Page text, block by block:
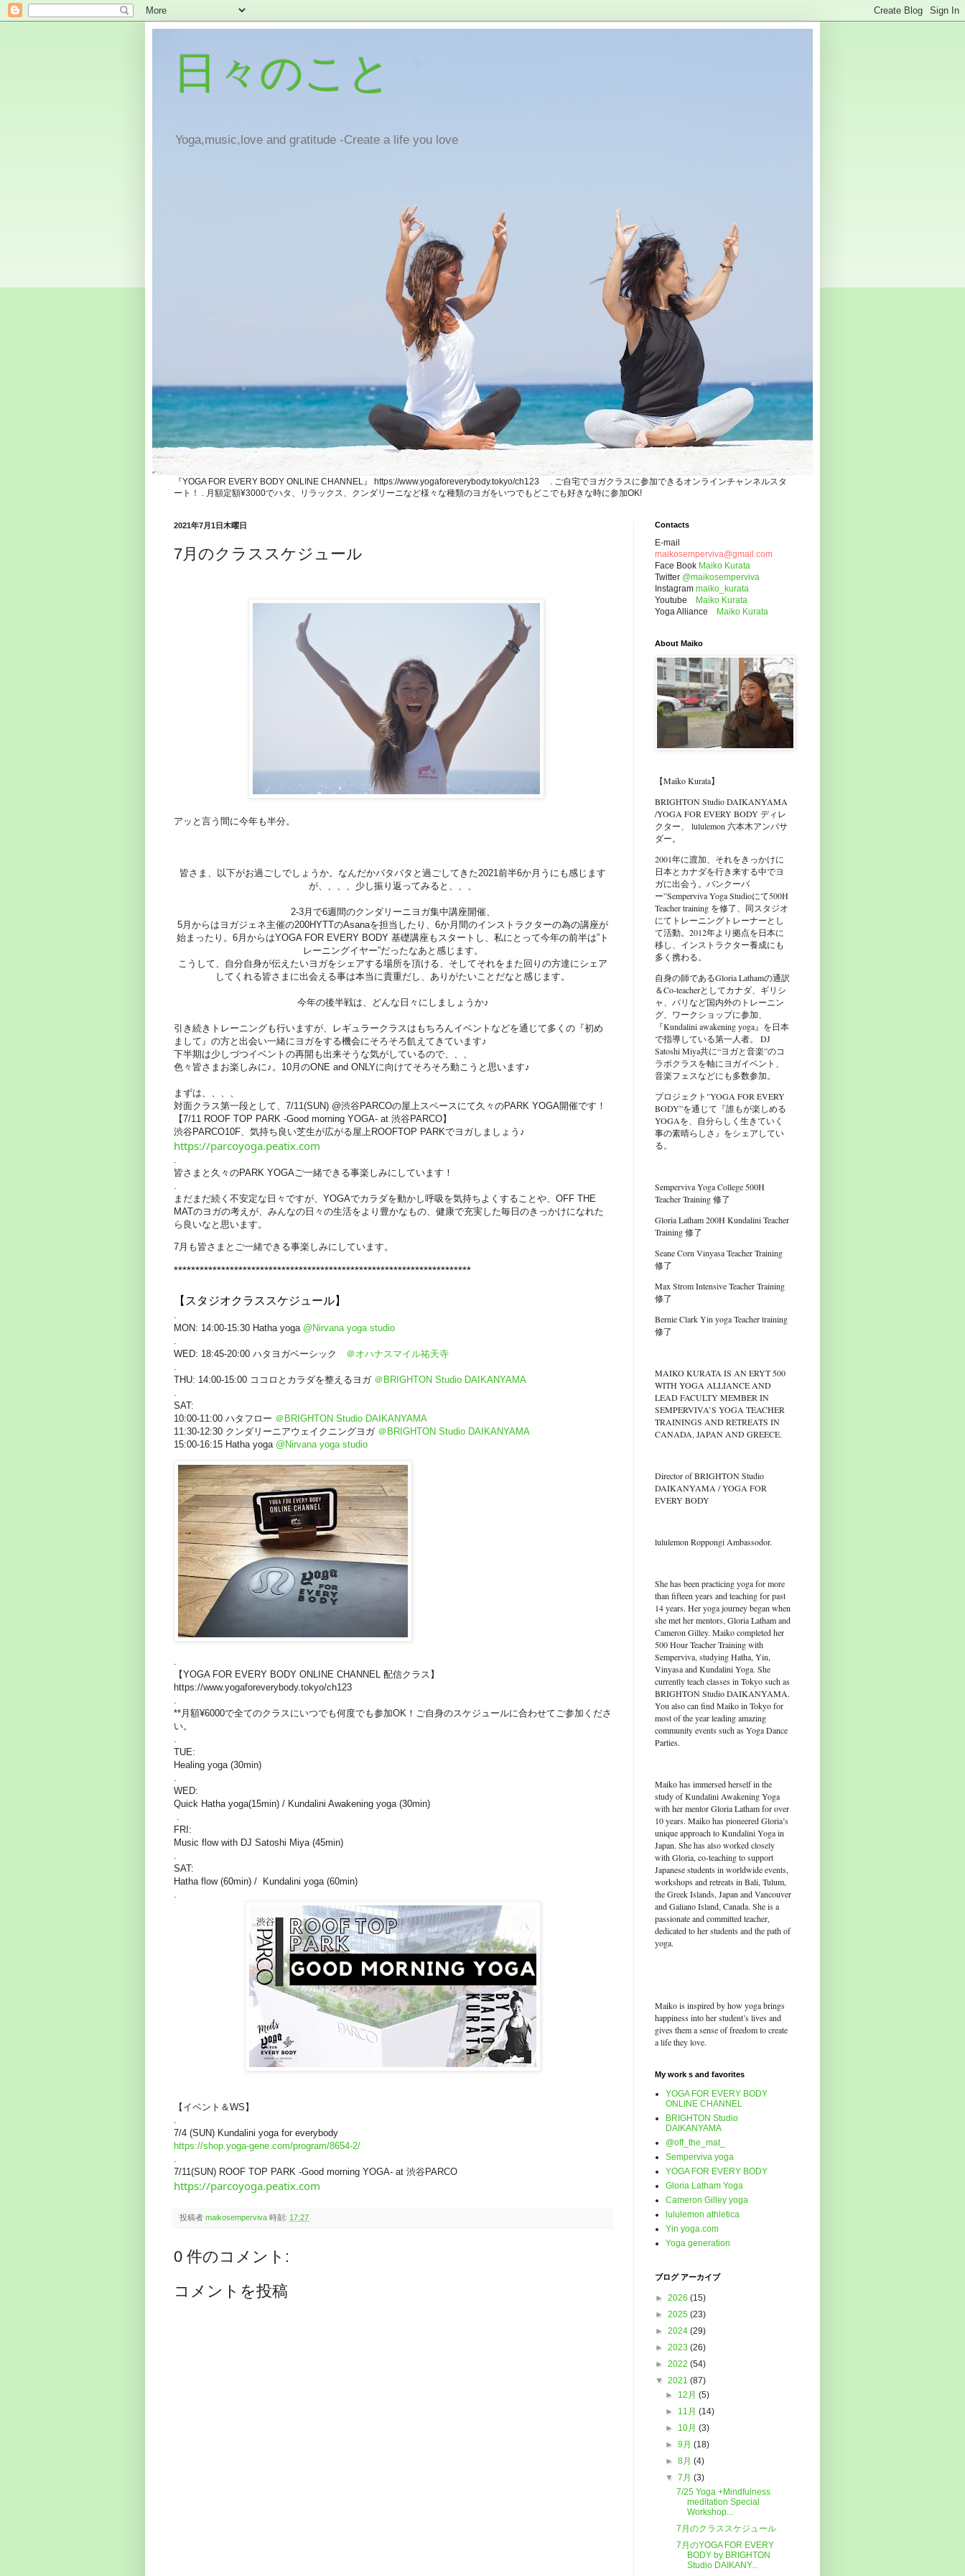
日々のこと
Yoga,music,love and gratitude -Create a life you love
『YOGA FOR EVERY BODY ONLINE CHANNEL』 https://www.yogaforeverybody.tokyo/ch123 . ご自宅でヨガクラスに参加できるオンラインチャンネルスタ
ート！ . 月額定額¥3000でハタ、リラックス、クンダリーニなど様々な種類のヨガをいつでもどこでも好きな時に参加OK!
2021年7月1日木曜日
7月のクラススケジュール
アッと言う間に今年も半分。
皆さま、以下がお過ごしでしょうか。なんだかバタバタと過ごしてきた2021前半6か月うにも感じます
が、、、、少し振り返ってみると、、、
2-3月で6週間のクンダリーニヨガ集中講座開催、
5月からはヨガジェネ主催の200HYTTのAsanaを担当したり、6か月間のインストラクターの為の講座が
始まったり。6月からはYOGA FOR EVERY BODY 基礎講座もスタートし、私にとって今年の前半は”ト
レーニングイヤー”だったなあと感じます。
こうして、自分自身が伝えたいヨガをシェアする場所を頂ける、そしてそれをまた回りの方達にシェア
してくれる皆さまに出会える事は本当に貴重だし、ありがたいことだなと感じます。
今年の後半戦は、どんな日々にしましょうか♪
引き続きトレーニングも行いますが、レギュラークラスはもちろんイベントなどを通じて多くの『初め
まして』の方と出会い一緒にヨガをする機会にそろそろ飢えてきています♪
下半期は少しづつイベントの再開も出来そうな気がしているので、、、
色々皆さまお楽しみに♪。10月のONE and ONLYに向けてそろそろ動こうと思います♪
まずは、、、、
対面クラス第一段として、7/11(SUN) @渋谷PARCOの屋上スペースにて久々のPARK YOGA開催です！
【7/11 ROOF TOP PARK -Good morning YOGA- at 渋谷PARCO】
渋谷PARCO10F、気持ち良い芝生が広がる屋上ROOFTOP PARKでヨガしましょう♪
https://parcoyoga.peatix.com
皆さまと久々のPARK YOGAご一緒できる事楽しみにしています！
まだまだ続く不安定な日々ですが、YOGAでカラダを動かし呼吸を気持ちよくすることや、OFF THE
MATのヨガの考えが、みんなの日々の生活をより豊かなもの、健康で充実した毎日のきっかけになれた
ら良いなと思います。
7月も皆さまとご一緒できる事楽しみにしています。
*********************************************************************
【スタジオクラススケジュール】
.
MON: 14:00-15:30 Hatha yoga @Nirvana yoga studio
.
WED: 18:45-20:00 ハタヨガベーシック ＠オハナスマイル祐天寺
.
THU: 14:00-15:00 ココロとカラダを整えるヨガ ＠BRIGHTON Studio DAIKANYAMA
.
SAT:
10:00-11:00 ハタフロー ＠BRIGHTON Studio DAIKANYAMA
11:30-12:30 クンダリーニアウェイクニングヨガ ＠BRIGHTON Studio DAIKANYAMA
15:00-16:15 Hatha yoga @Nirvana yoga studio
【YOGA FOR EVERY BODY ONLINE CHANNEL 配信クラス】
https://www.yogaforeverybody.tokyo/ch123
**月額¥6000で全てのクラスにいつでも何度でも参加OK！ご自身のスケジュールに合わせてご参加くださ
い。
TUE:
Healing yoga (30min)
WED:
Quick Hatha yoga(15min) / Kundalini Awakening yoga (30min)
FRI:
Music flow with DJ Satoshi Miya (45min)
SAT:
Hatha flow (60min) / Kundalini yoga (60min)
【イベント＆WS】
7/4 (SUN) Kundalini yoga for everybody
https://shop.yoga-gene.com/program/8654-2/
7/11(SUN) ROOF TOP PARK -Good morning YOGA- at 渋谷PARCO
https://parcoyoga.peatix.com
投稿者 maikosemperviva 時刻: 17:27
0 件のコメント:
コメントを投稿
Contacts
E-mail
maikosemperviva@gmail.com
Face Book Maiko Kurata
Twitter @maikosemperviva
Instagram maiko_kurata
Youtube
Maiko Kurata
Yoga Alliance
Maiko Kurata
About Maiko
【Maiko Kurata】
BRIGHTON Studio DAIKANYAMA
/YOGA FOR EVERY BODY ディレ
クター、 lululemon 六本木アンバサ
ダー。
2001年に渡加、それをきっかけに
日本とカナダを行き来する中でヨ
ガに出会う。バンクーバ
ー”Semperviva Yoga Studioにて500H
Teacher training を修了、同スタジオ
にてトレーニングトレーナーとし
て活動。2012年より拠点を日本に
移し、インストラクター養成にも
多く携わる。
自身の師であるGloria Lathamの通訳
＆Co-teacherとしてカナダ、ギリシ
ャ、バリなど国内外のトレーニン
グ、ワークショップに参加、
『Kundalini awakening yoga』を日本
で指導している第一人者。 DJ
Satoshi Miya共に“ヨガと音楽”のコ
ラボクラスを軸にヨガイベント、
音楽フェスなどにも多数参加。
プロジェクト"YOGA FOR EVERY
BODY”を通じて『誰もが楽しめる
YOGAを、自分らしく生きていく
事の素晴らしさ』をシェアしてい
る。
Semperviva Yoga College 500H
Teacher Training 修了
Gloria Latham 200H Kundalini Teacher
Training 修了
Seane Corn Vinyasa Teacher Training
修了
Max Strom Intensive Teacher Training
修了
Bernie Clark Yin yoga Teacher training
修了
MAIKO KURATA IS AN ERYT 500
WITH YOGA ALLIANCE AND
LEAD FACULTY MEMBER IN
SEMPERVIVA’S YOGA TEACHER
TRAININGS AND RETREATS IN
CANADA, JAPAN AND GREECE.
Director of BRIGHTON Studio
DAIKANYAMA / YOGA FOR
EVERY BODY
lululemon Roppongi Ambassodor.
She has been practicing yoga for more
than fifteen years and teaching for past
14 years. Her yoga journey began when
she met her mentors, Gloria Latham and
Cameron Gilley. Maiko completed her
500 Hour Teacher Training with
Semperviva, studying Hatha, Yin,
Vinyasa and Kundalini Yoga. She
currently teach classes in Tokyo such as
BRIGHTON Studio DAIKANYAMA.
You also can find Maiko in Tokyo for
most of the year leading amazing
community events such as Yoga Dance
Parties.
Maiko has immersed herself in the
study of Kundalini Awakening Yoga
with her mentor Gloria Latham for over
10 years. Maiko has pioneered Gloria’s
unique approach to Kundalini Yoga in
Japan. She has also worked closely
with Gloria, co-teaching to support
Japanese students in worldwide events,
workshops and retreats in Bali, Tulum,
the Greek Islands, Japan and Vancouver
and Galiano Island, Canada. She is a
passionate and committed teacher,
dedicated to her students and the path of
yoga.
Maiko is inspired by how yoga brings
happiness into her student’s lives and
gives them a sense of freedom to create
a life they love.
My work s and favorites
YOGA FOR EVERY BODY
ONLINE CHANNEL
BRIGHTON Studio
DAIKANYAMA
@off_the_mat_
Semperviva yoga
YOGA FOR EVERY BODY
Gloria Latham Yoga
Cameron Gilley yoga
lululemon athletica
Yin yoga.com
Yoga generation
ブログ アーカイブ
► 2026 (15)
► 2025 (23)
► 2024 (29)
► 2023 (26)
► 2022 (54)
▼ 2021 (87)
► 12月(5)
► 11月(14)
► 10月(3)
►9月(18)
►8月(4)
▼7月(3)
7/25 Yoga +Mindfulness
meditation Special
Workshop...
7月のクラススケジュール
7月のYOGA FOR EVERY
BODY by BRIGHTON
Studio DAIKANY...